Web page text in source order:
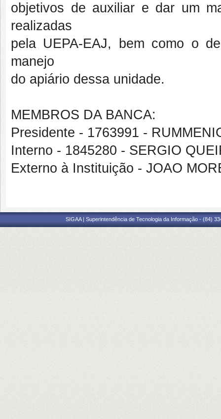
objetivos de auxiliar e dar um
realizadas
pela UEPA-EAJ, bem como o
manejo
do apiário dessa unidade.
MEMBROS DA BANCA:
Presidente - 1763991 -
Interno - 1845280 - SERGIO
Externo à Instituição - JOAO
SIGAA | Superintendência de Tecnologia da Informação - (84)